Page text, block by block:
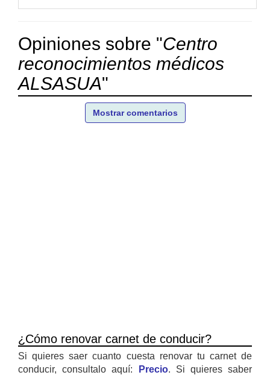
Opiniones sobre "Centro
reconocimientos médicos
ALSASUA"
Mostrar comentarios
¿Cómo renovar carnet de conducir?
Si quieres saer cuanto cuesta renovar tu carnet de
conducir, consultalo aquí:
Precio. Si quieres saber